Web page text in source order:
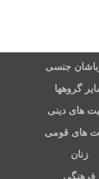
جنسی
گروهها
های دینی
های قومی
زنان
فرهنگی